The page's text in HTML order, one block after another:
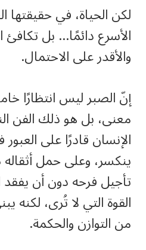
لكن الحياة، في حقيقتها
الأسرع دائمًا… بل تكافئ
والأقدر على الاحتمال.
إنّ الصبر ليس انتظارًا
معنى، بل هو ذلك الفن
الإنسان قادرًا على
ينكسر، وعلى حمل
تأجيل فرحه دون أن
القوة التي لا تُرى، لكنه
من التوازن والحكمة.